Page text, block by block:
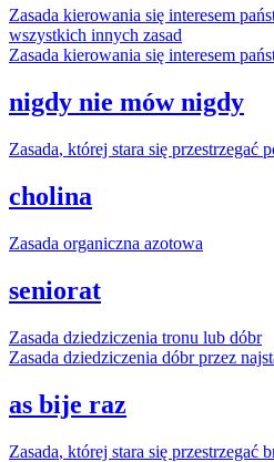
Zasada kierowania się interesem
wszystkich innych zasad
Zasada kierowania się interesem
nigdy nie mów nigdy
Zasada, której stara się przestrzegać
cholina
Zasada organiczna azotowa
seniorat
Zasada dziedziczenia tronu lub dóbr
Zasada dziedziczenia dóbr przez
as bije raz
Zasada, której stara się przestrzegać